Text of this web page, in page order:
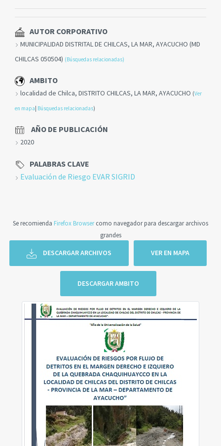
AUTOR CORPORATIVO
MUNICIPALIDAD DISTRITAL DE CHILCAS, LA MAR, AYACUCHO (MD
CHILCAS 050504) (Búsquedas relacionadas)
AMBITO
localidad de Chilca, DISTRITO CHILCAS, LA MAR, AYACUCHO (Ver
en mapa Búsquedas relacionadas)
AÑO DE PUBLICACIÓN
2020
PALABRAS CLAVE
Evaluación de Riesgo EVAR SIGRID
Se recomienda Firefox Browsercomo navegador para descargar archivos
grandes
DESCARGAR ARCHIVOS VER EN MAPA
DESCARGAR AMBITO